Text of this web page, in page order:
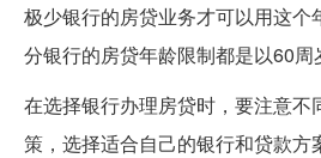
极少银行的房贷业务才可以用这个
分银行的房贷年龄限制都是以60周
在选择银行办理房贷时，要注意不
策，选择适合自己的银行和贷款方